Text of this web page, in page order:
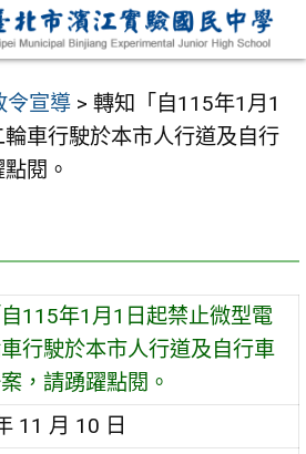
令宣導 > 轉知「自115年1月1
車行駛於本市人行道及自行
閱。
115年1月1日起禁止微型電
行駛於本市人行道及自行車
，請踴躍點閱。
11 月 10 日